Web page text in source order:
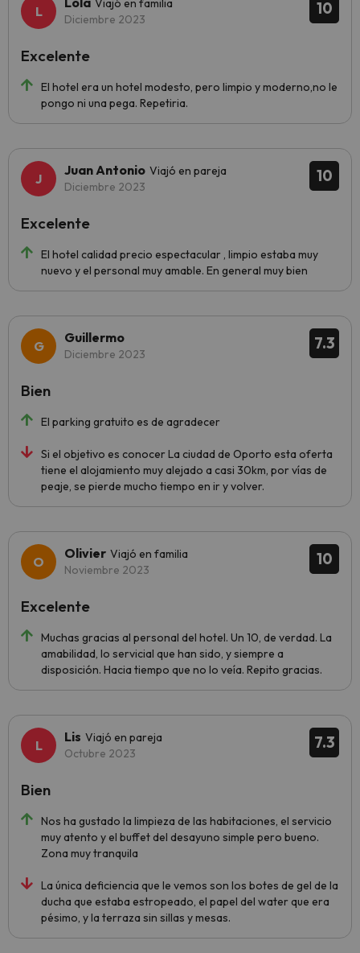
10
Viajó en familia
Diciembre 2023
El hotel era un hotel modesto, pero limpio y moderno,no le
pongo ni una pega. Repetiria.
Excelente
10
Juan Antonio Viajó en pareja
Diciembre 2023
El hotel calidad precio espectacular , limpio estaba muy
nuevo y el personal muy amable. En general muy bien
Excelente
7.3
Guillermo
Diciembre 2023
El parking gratuito es de agradecer
Si el objetivo es conocer La ciudad de Oporto esta oferta
tiene el alojamiento muy alejado a casi 30km, por vías de
peaje, se pierde mucho tiempo en ir y volver.
Bien
10
Olivier Viajó en familia
Noviembre 2023
Muchas gracias al personal del hotel. Un 10, de verdad. La
amabilidad, lo servicial que han sido, y siempre a
disposición. Hacia tiempo que no lo veía. Repito gracias.
Excelente
7.3
Lis Viajó en pareja
Octubre 2023
Nos ha gustado la limpieza de las habitaciones, el servicio
muy atento y el buffet del desayuno simple pero bueno.
Zona muy tranquila
La única deficiencia que le vemos son los botes de gel de la
ducha que estaba estropeado, el papel del water que era
pésimo, y la terraza sin sillas y mesas.
Bien